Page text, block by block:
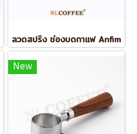
ลวดสปริง ช่องบดกาแฟ Anfim
New